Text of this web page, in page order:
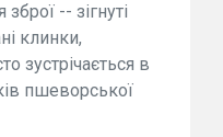
-- зігнуті
клинки,
зустрічається в
пшеворської